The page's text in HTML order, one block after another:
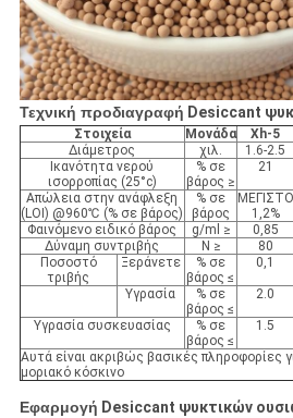
Τεχνική προδιαγραφή Desiccant
Στοιχεία Μονάδα Xh-5
Διάμετρος
χιλ. 1.6-2.5
Ικανότητα νερού
ισορροπίας (25°c)
% σε
βάρος ≥
21
Απώλεια στην ανάφλεξη
(LOI) @960℃ (% σε βάρος)
% σε
βάρος
ΜΕΓΙΣΤΟ
1,2%
Φαινόμενο ειδικό βάρος
g/ml ≥ 0,85
Δύναμη συντριβής
Ν ≥ 80
Ποσοστό
τριβής
Ξεράνετε
% σε
βάρος ≤
0,1
Υγρασία
% σε
βάρος ≤
2.0
Υγρασία συσκευασίας
% σε
βάρος ≤
1.5
Αυτά είναι ακριβώς βασικές πληροφορίες
μοριακό κόσκινο
Εφαρμογή Desiccant ψυκτικών